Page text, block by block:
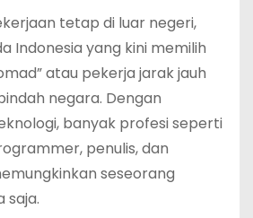
tetap di luar negeri,
Indonesia yang kini memilih
atau pekerja jarak jauh
negara. Dengan
banyak profesi seperti
penulis, dan
seseorang
saja.